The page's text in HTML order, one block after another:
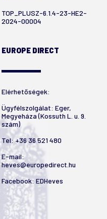
TOP_PLUSZ-6.1.4-23-HE2-
2024-00004
EUROPE DIRECT
Elérhetőségek:
Ügyfélszolgálat: Eger,
Megyeháza (Kossuth L. u. 9.
szám)
Tel:+36 36 521 480
E-mail:
heves@europedirect.hu
Facebook: EDHeves